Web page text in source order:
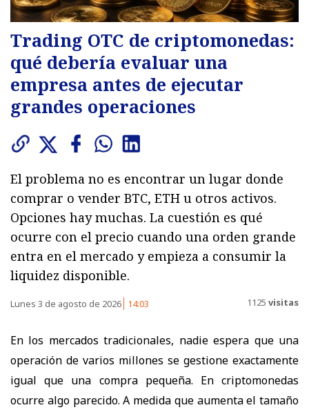
Trading OTC de criptomonedas:
qué debería evaluar una
empresa antes de ejecutar
grandes operaciones
El problema no es encontrar un lugar donde
comprar o vender BTC, ETH u otros activos.
Opciones hay muchas. La cuestión es qué
ocurre con el precio cuando una orden grande
entra en el mercado y empieza a consumir la
liquidez disponible.
Lunes 3 de agosto de 2026 14:03 1125 visitas
En los mercados tradicionales, nadie espera que una
operación de varios millones se gestione exactamente
igual que una compra pequeña. En criptomonedas
ocurre algo parecido. A medida que aumenta el tamaño